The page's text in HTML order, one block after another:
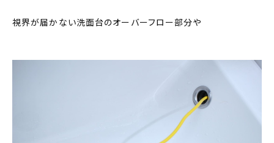
視界が届かない洗面台のオーバーフロー部分や